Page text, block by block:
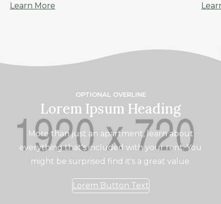
Learn More
OPTIONAL OVERLINE
Lorem Ipsum Heading
More than just an apartment, learn about
everything that's included with your rent. You
might be surprised find it's a great value.
Lorem Button Text